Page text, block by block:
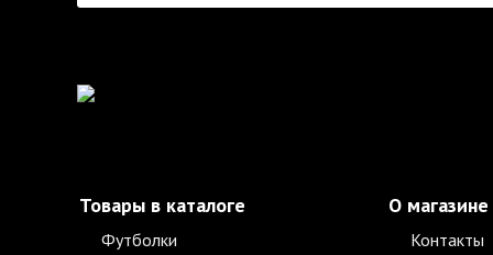
Товары в каталоге
Футболки
О магазине
Контакты